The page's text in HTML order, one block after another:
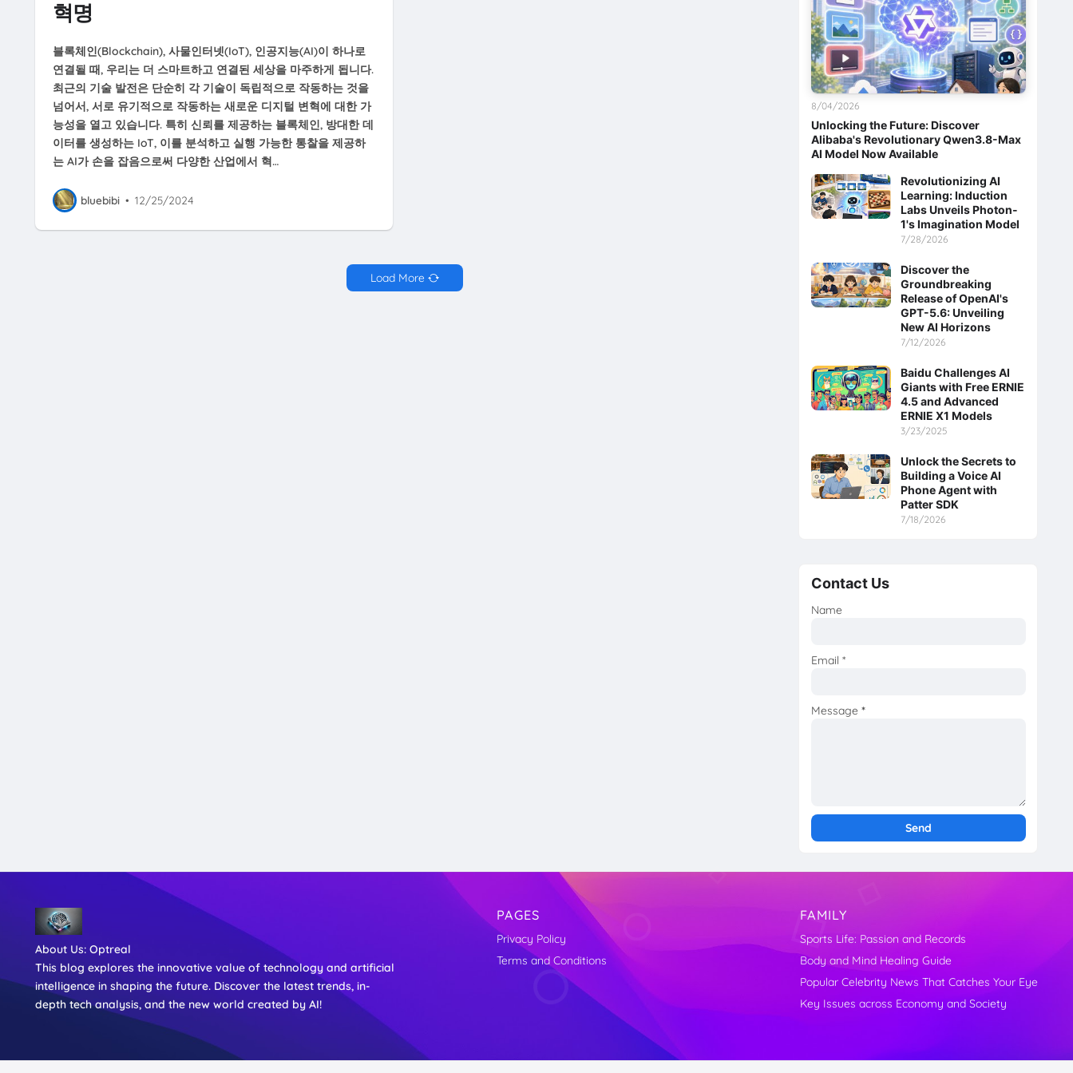
혁명
블록체인(Blockchain), 사물인터넷(IoT), 인공지능(AI)이 하나로
연결될 때, 우리는 더 스마트하고 연결된 세상을 마주하게 됩니다.
최근의 기술 발전은 단순히 각 기술이 독립적으로 작동하는 것을
넘어서, 서로 유기적으로 작동하는 새로운 디지털 변혁에 대한 가
능성을 열고 있습니다. 특히 신뢰를 제공하는 블록체인, 방대한 데
이터를 생성하는 IoT, 이를 분석하고 실행 가능한 통찰을 제공하
는 AI가 손을 잡음으로써 다양한 산업에서 혁…
bluebibi • 12/25/2024
Load More
Unlocking the Future: Discover
Alibaba's Revolutionary Qwen3.8-Max
AI Model Now Available
8/04/2026
Revolutionizing AI
Learning: Induction
Labs Unveils Photon-
1's Imagination Model
7/28/2026
Discover the
Groundbreaking
Release of OpenAI's
GPT-5.6: Unveiling
New AI Horizons
7/12/2026
Baidu Challenges AI
Giants with Free ERNIE
4.5 and Advanced
ERNIE X1 Models
3/23/2025
Unlock the Secrets to
Building a Voice AI
Phone Agent with
Patter SDK
7/18/2026
Contact Us
Name
Email *
Message *
About Us: Optreal
This blog explores the innovative value of technology and artificial
intelligence in shaping the future. Discover the latest trends, in-
depth tech analysis, and the new world created by AI!
PAGES
Privacy Policy
Terms and Conditions
FAMILY
Sports Life: Passion and Records
Body and Mind Healing Guide
Popular Celebrity News That Catches Your Eye
Key Issues across Economy and Society